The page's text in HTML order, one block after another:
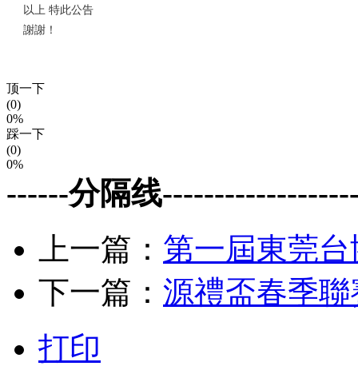
以上 特此公告
謝謝！
顶一下
(0)
0%
踩一下
(0)
0%
------分隔线
上一篇： 第一屆東莞
下一篇： 源禮盃春季
打印